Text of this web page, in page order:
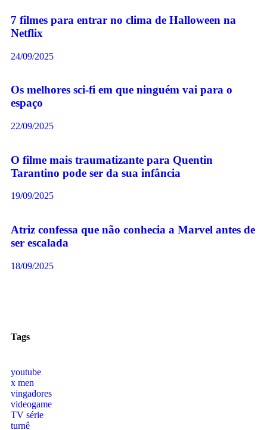
7 filmes para entrar no clima de Halloween na
Netflix
24/09/2025
Os melhores sci-fi em que ninguém vai para o
espaço
22/09/2025
O filme mais traumatizante para Quentin
Tarantino pode ser da sua infância
19/09/2025
Atriz confessa que não conhecia a Marvel antes de
ser escalada
18/09/2025
Tags
youtube
x men
vingadores
videogame
TV série
turnê